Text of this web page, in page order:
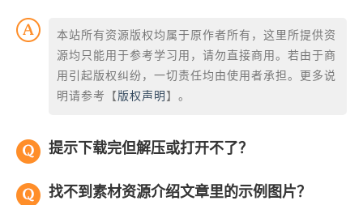
本站所有资源版权均属于原作者所有，这里所提供资
源均只能用于参考学习用，请勿直接商用。若由于商
用引起版权纠纷，一切责任均由使用者承担。更多说
明请参考【 版权声明 】。
提示下载完但解压或打开不了？
找不到素材资源介绍文章里的示例图片？